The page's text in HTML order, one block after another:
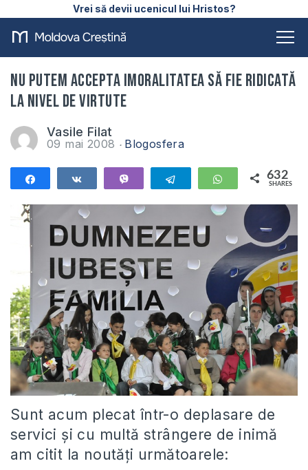
Vrei să devii ucenicul lui Hristos?
Nu putem accepta imoralitatea să fie ridicată
la nivel de virtute
Vasile Filat
09 mai 2008 Blogosfera
Telegram WhatsApp
632
SHARES
Sunt acum plecat într-o deplasare de
servici şi cu multă strângere de inimă
am citit la noutăţi următoarele: